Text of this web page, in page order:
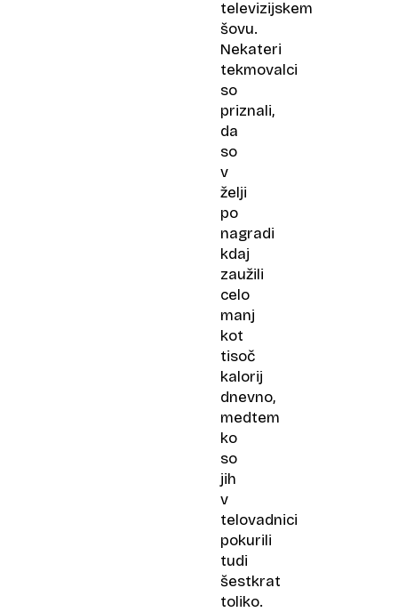
televizijskem
šovu.
Nekateri
tekmovalci
so
priznali,
da
so
v
želji
po
nagradi
kdaj
zaužili
celo
manj
kot
tisoč
kalorij
dnevno,
medtem
ko
so
jih
v
telovadnici
pokurili
tudi
šestkrat
toliko.